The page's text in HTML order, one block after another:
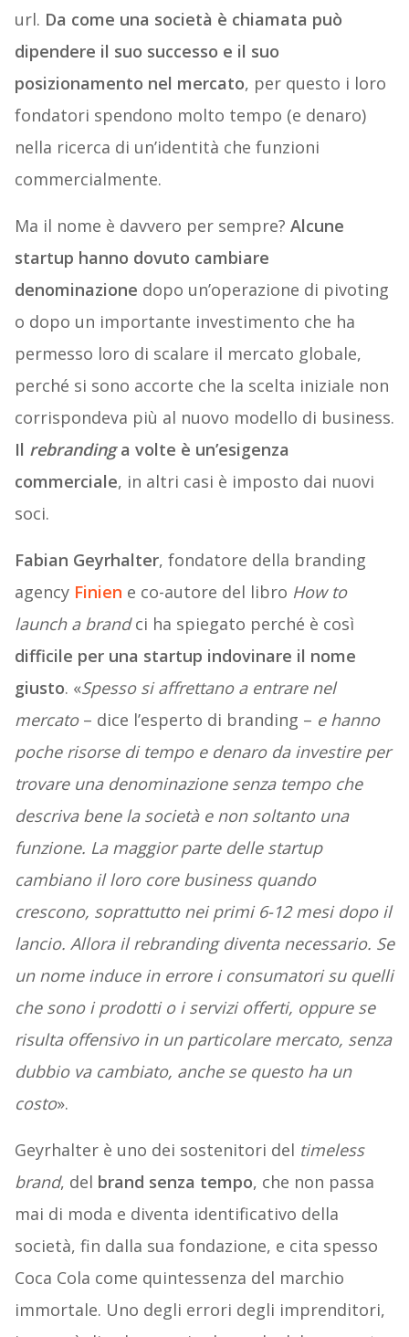
url. Da come una società è chiamata può
dipendere il suo successo e il suo
posizionamento nel mercato, per questo i loro
fondatori spendono molto tempo (e denaro)
nella ricerca di un’identità che funzioni
commercialmente.
Ma il nome è davvero per sempre? Alcune
startup hanno dovuto cambiare
denominazione dopo un’operazione di pivoting
o dopo un importante investimento che ha
permesso loro di scalare il mercato globale,
perché si sono accorte che la scelta iniziale non
corrispondeva più al nuovo modello di business.
Il rebrandinga volte è un’esigenza
commerciale, in altri casi è imposto dai nuovi
soci.
Fabian Geyrhalter, fondatore della branding
agency Finien e co-autore del libro How to
launch a brandci ha spiegato perché è così
difficile per una startup indovinare il nome
giusto. «Spesso si affrettano a entrare nel
mercato – dice l’esperto di branding – e hanno
poche risorse di tempo e denaro da investire per
trovare una denominazione senza tempo che
descriva bene la società e non soltanto una
funzione. La maggior parte delle startup
cambiano il loro core business quando
crescono, soprattutto nei primi 6-12 mesi dopo il
lancio. Allora il rebranding diventa necessario. Se
un nome induce in errore i consumatori su quelli
che sono i prodotti o i servizi offerti, oppure se
risulta offensivo in un particolare mercato, senza
dubbio va cambiato, anche se questo ha un
costo».
Geyrhalter è uno dei sostenitori del timeless
brand, del brand senza tempo, che non passa
mai di moda e diventa identificativo della
società, fin dalla sua fondazione, e cita spesso
Coca Cola come quintessenza del marchio
immortale. Uno degli errori degli imprenditori,